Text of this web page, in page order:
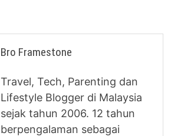
Bro Framestone
Travel, Tech, Parenting dan
Lifestyle Blogger di Malaysia
sejak tahun 2006. 12 tahun
berpengalaman sebagai